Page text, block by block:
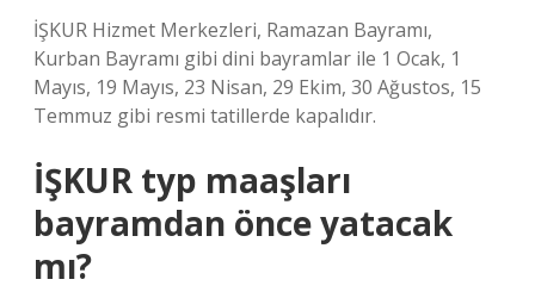
İŞKUR Hizmet Merkezleri, Ramazan Bayramı,
Kurban Bayramı gibi dini bayramlar ile 1 Ocak, 1
Mayıs, 19 Mayıs, 23 Nisan, 29 Ekim, 30 Ağustos, 15
Temmuz gibi resmi tatillerde kapalıdır.
İŞKUR typ maaşları
bayramdan önce yatacak
mı?